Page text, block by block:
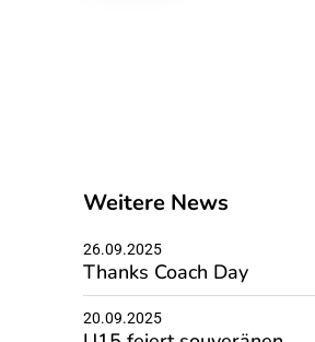
Weitere News
26.09.2025
Thanks Coach Day
20.09.2025